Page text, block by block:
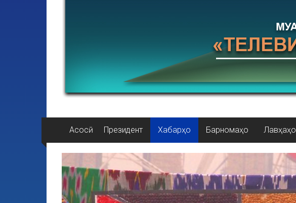
Асосӣ Президент Хабарҳо Барномаҳо Лавҳаҳо